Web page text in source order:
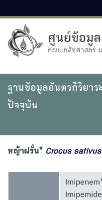
ศูนย์ข้อมู
คณะเภสัชศาสตร์
ฐานข้อมูลอันตรกิริยา
ปัจจุบัน
หญ้าฝรั่น* Crocus sativus
Imipemide